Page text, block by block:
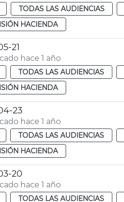
TODAS LAS AUDIENCIAS
HACIENDA
21
hace 1 año
TODAS LAS AUDIENCIAS
HACIENDA
23
hace 1 año
TODAS LAS AUDIENCIAS
HACIENDA
20
hace 1 año
TODAS LAS AUDIENCIAS